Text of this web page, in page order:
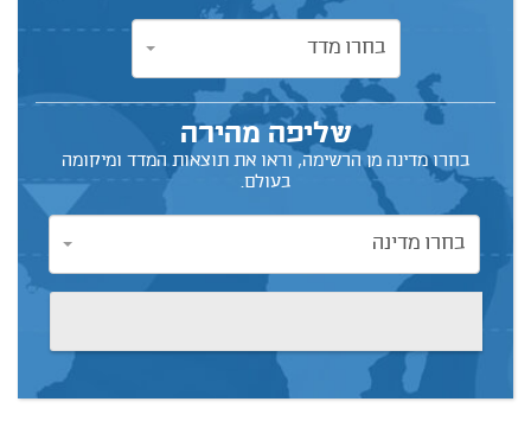
בחרו מדד בחרו מדד
שליפה מהירה
בחרו מדינה מן הרשימה, וראו את תוצאות המדד ומיקומה
בעולם.
בחרו מדינה